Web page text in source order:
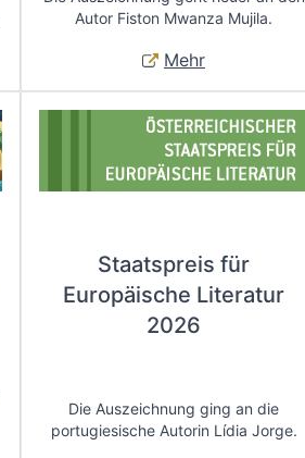
Autor Fiston Mwanza Mujila.
Mehr
Staatspreis für
Europäische Literatur
2026
Die Auszeichnung ging an die
portugiesische Autorin Lídia Jorge.